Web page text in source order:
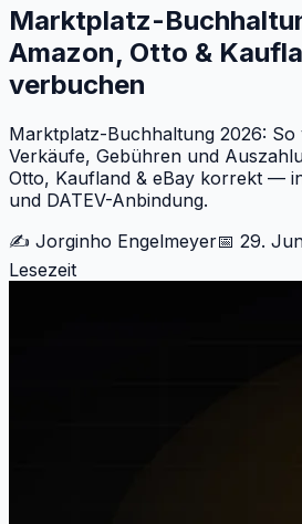
Marktplatz-
Amazon, Otto &
verbuchen
Marktplatz-Buchhaltung 2026: So
Verkäufe, Gebühren und
Otto, Kaufland & eBay korrekt —
und DATEV-Anbindung.
✍️ Jorginho Engelmeyer📅 29.
Lesezeit